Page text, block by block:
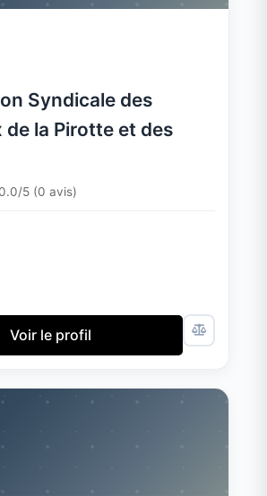
Syndicale des
de la Pirotte et des
5 (0 avis)
Voir le profil